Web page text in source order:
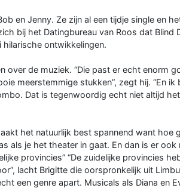
en Jenny. Ze zijn al een tijdje single en
bij het Datingbureau van Roos dat Blind
hilarische ontwikkelingen.
over de muziek. “Die past er echt enorm
meerstemmige stukken”, zegt hij. “En
Dat is tegenwoordig echt niet altijd
het natuurlijk best spannend want hoe
als je het theater in gaat. En dan is er
provincies” “De zuidelijke provincies
lacht Brigitte die oorspronkelijk uit
een genre apart. Musicals als Diana en